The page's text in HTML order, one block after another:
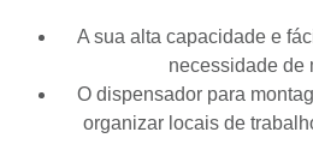
A sua alta capacidade e
necessidade de
O dispensador para
organizar locais de